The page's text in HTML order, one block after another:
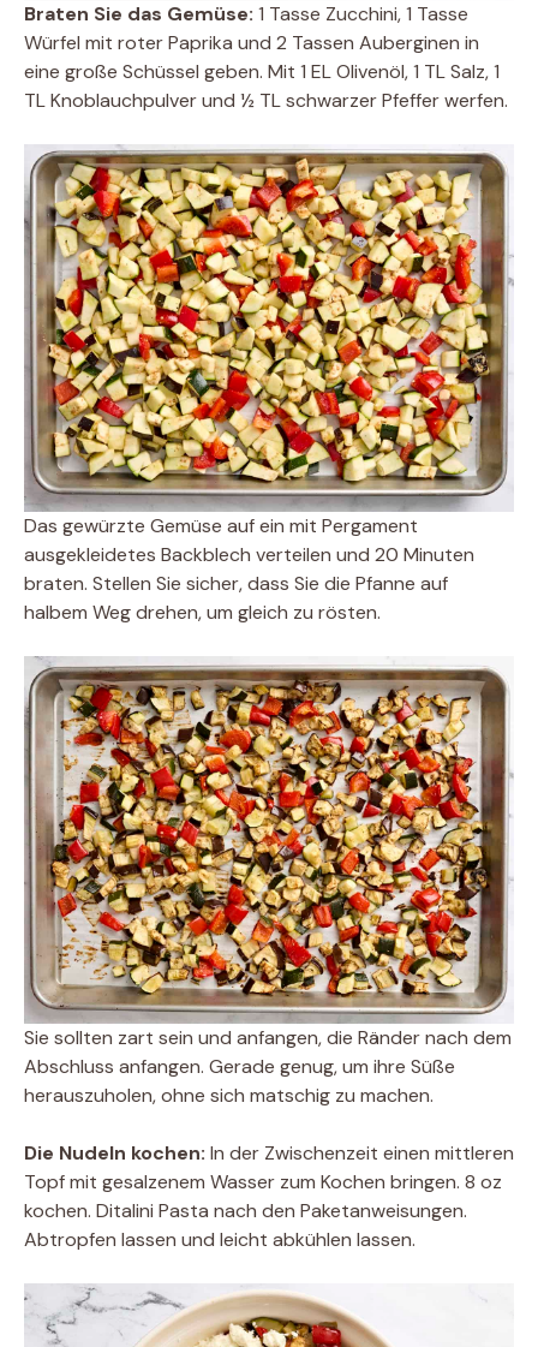
Braten Sie das Gemüse: 1 Tasse Zucchini, 1 Tasse
Würfel mit roter Paprika und 2 Tassen Auberginen in
eine große Schüssel geben. Mit 1 EL Olivenöl, 1 TL Salz, 1
TL Knoblauchpulver und ½ TL schwarzer Pfeffer werfen.
Das gewürzte Gemüse auf ein mit Pergament
ausgekleidetes Backblech verteilen und 20 Minuten
braten. Stellen Sie sicher, dass Sie die Pfanne auf
halbem Weg drehen, um gleich zu rösten.
Sie sollten zart sein und anfangen, die Ränder nach dem
Abschluss anfangen. Gerade genug, um ihre Süße
herauszuholen, ohne sich matschig zu machen.
Die Nudeln kochen: In der Zwischenzeit einen mittleren
Topf mit gesalzenem Wasser zum Kochen bringen. 8 oz
kochen. Ditalini Pasta nach den Paketanweisungen.
Abtropfen lassen und leicht abkühlen lassen.